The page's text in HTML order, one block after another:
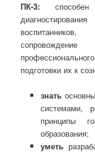
ПК-3: способен
подготовки их к
знать
системами,
принципы
образования;
уметь